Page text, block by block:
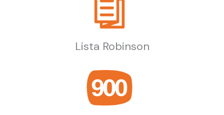
Lista Robinson